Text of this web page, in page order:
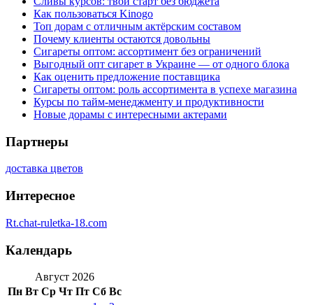
Как пользоваться Kinogo
Топ дорам с отличным актёрским составом
Почему клиенты остаются довольны
Сигареты оптом: ассортимент без ограничений
Выгодный опт сигарет в Украине — от одного блока
Как оценить предложение поставщика
Сигареты оптом: роль ассортимента в успехе магазина
Курсы по тайм-менеджменту и продуктивности
Новые дорамы с интересными актерами
Партнеры
доставка цветов
Интересное
Rt.chat-ruletka-18.com
Календарь
Август 2026
Пн Вт Ср Чт Пт Сб Вс